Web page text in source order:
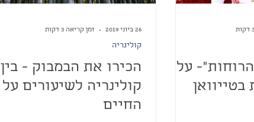
על
26 ביוני 2019 זמן קריאה 3 דקות
קולינריה
הכירו את הבמבוק - בין
קולינריה לשיעורים על
החיים